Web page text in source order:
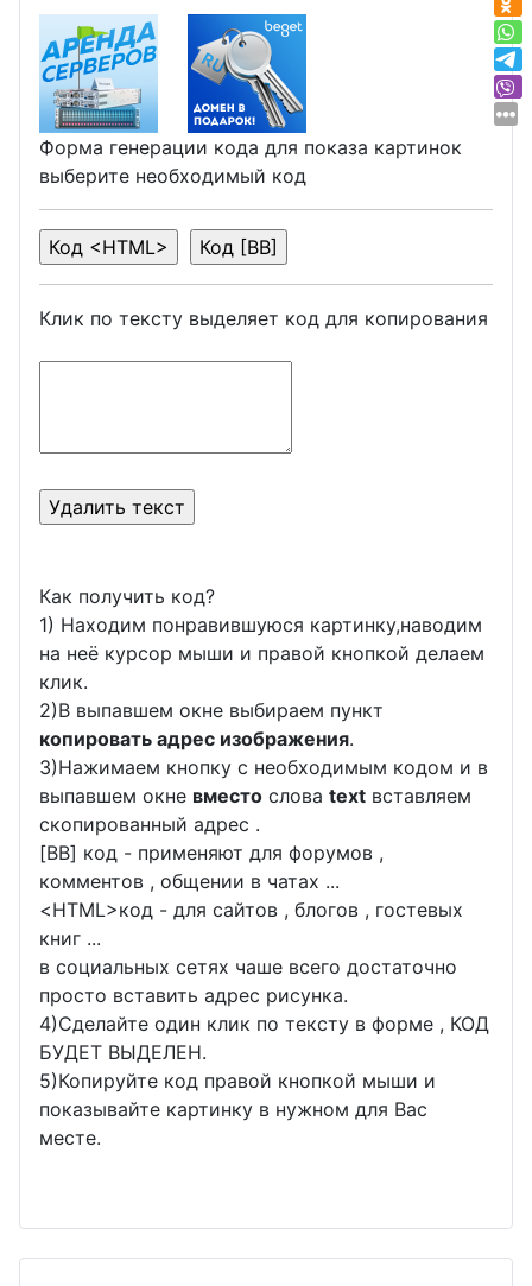
Форма генерации кода для показа картинок
выберите необходимый код
Клик по тексту выделяет код для копирования
Как получить код?
1) Находим понравившуюся картинку,наводим
на неё курсор мыши и правой кнопкой делаем
клик.
2)В выпавшем окне выбираем пункт
копировать адрес изображения.
3)Нажимаем кнопку с необходимым кодом и в
выпавшем окне вместо слова text вставляем
скопированный адрес .
[BB] код - применяют для форумов ,
комментов , общении в чатах ...
<HTML>код - для сайтов , блогов , гостевых
книг ...
в социальных сетях чаше всего достаточно
просто вставить адрес рисунка.
4)Сделайте один клик по тексту в форме , КОД
БУДЕТ ВЫДЕЛЕН.
5)Копируйте код правой кнопкой мыши и
показывайте картинку в нужном для Вас
месте.